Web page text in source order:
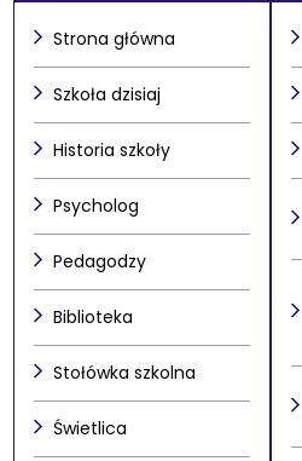
Strona główna
Szkoła dzisiaj
Historia szkoły
Psycholog
Pedagodzy
Biblioteka
Stołówka szkolna
Świetlica